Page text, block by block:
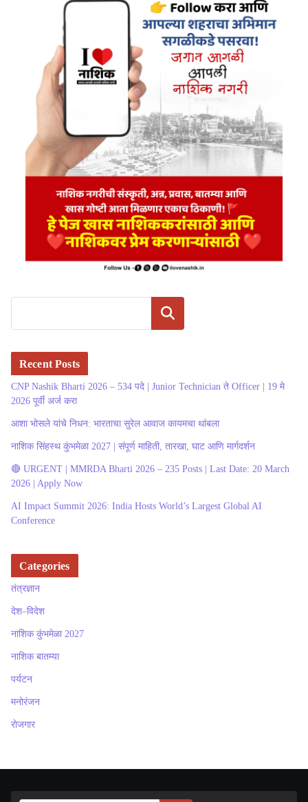
Search
Recent Posts
CNP Nashik Bharti 2026 – 534 पदे | Junior Technician ते Officer | 19 मे
2026 पूर्वी अर्ज करा
आशा भोसले यांचे निधन: भारताचा सुरेल आवाज कायमचा थांबला
नाशिक सिंहस्थ कुंभमेळा 2027 | संपूर्ण माहिती, तारखा, घाट आणि मार्गदर्शन
🔴 URGENT | MMRDA Bharti 2026 – 235 Posts | Last Date: 20 March
2026 | Apply Now
AI Impact Summit 2026: India Hosts World’s Largest Global AI
Conference
Categories
तंत्रज्ञान
देश–विदेश
नाशिक कुंभमेळा 2027
नाशिक बातम्या
पर्यटन
मनोरंजन
रोजगार